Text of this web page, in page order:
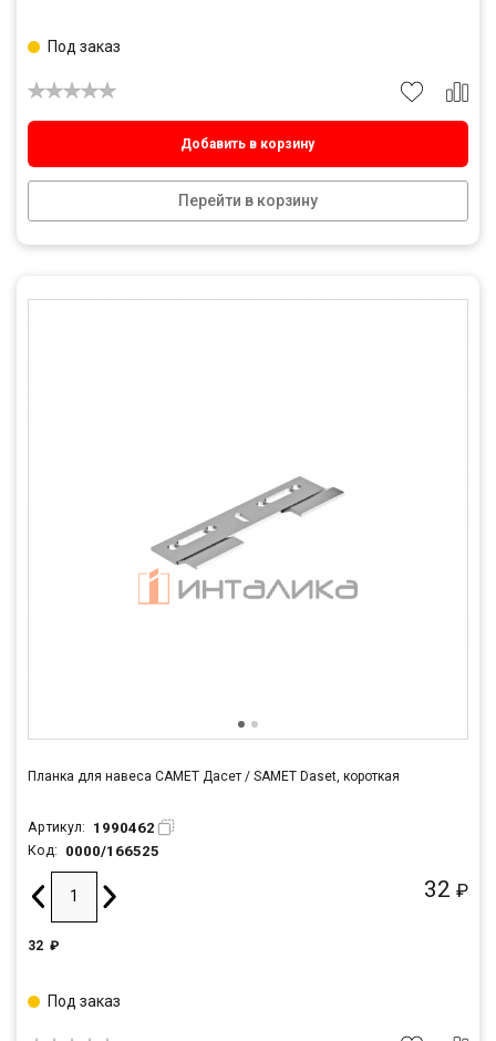
Добавить в корзину
Перейти в корзину
Под заказ
Планка для навеса САМЕТ Дасет / SAMET Daset, короткая
Артикул: 1990462
Код: 0000/166525
32 ₽
32 ₽
Под заказ